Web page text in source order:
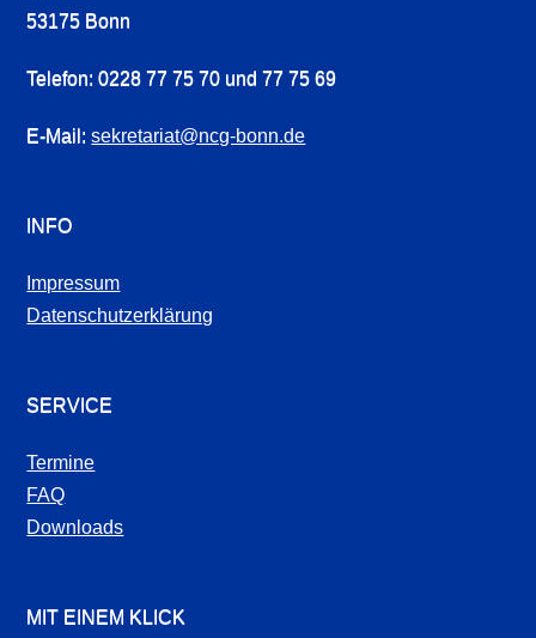
53175 Bonn
Telefon: 0228 77 75 70 und 77 75 69
E-Mail:sekretariat@ncg-bonn.de
INFO
Impressum
Datenschutzerklärung
SERVICE
Termine
FAQ
Downloads
MIT EINEM KLICK